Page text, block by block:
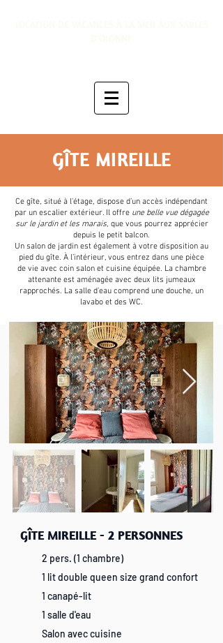
GÎTE MIREILLE
Ce gîte, situé à l’étage, dispose d’un accès indépendant
par un escalier extérieur. Il offreune belle vue dégagée
sur le jardin et les marais, que vous pourrez apprécier
depuis le petit balcon.
Un salon de jardin est également à votre disposition au
pied du gîte. À l’intérieur, vous entrez dans une pièce
de vie avec coin salon et cuisine équipée. La chambre
attenante est aménagée avec deux lits jumeaux
rapprochés. La salle d’eau comprend une douche, un
lavabo et des WC.
GÎTE MIREILLE - 2 PERSONNES
2 pers. (1 chambre)
1 lit double queen size grand confort
1 canapé-lit
1 salle d'eau
Salon avec cuisine